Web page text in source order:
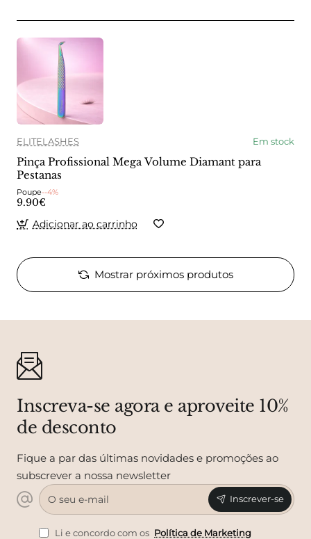
ELITELASHES Em stock
Pinça Profissional Mega Volume Diamant para
Pestanas
Poupe--4%
9.90€
Adicionar ao carrinho
Mostrar próximos produtos
Inscreva-se agora e aproveite 10%
de desconto
Fique a par das últimas novidades e promoções ao
subscrever a nossa newsletter
O
seu
e-
mail
Inscrever-se
Li e concordo com os Política de Marketing